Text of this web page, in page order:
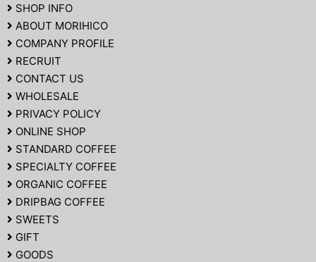
SHOP INFO
ABOUT MORIHICO
COMPANY PROFILE
RECRUIT
CONTACT US
WHOLESALE
PRIVACY POLICY
ONLINE SHOP
STANDARD COFFEE
SPECIALTY COFFEE
ORGANIC COFFEE
DRIPBAG COFFEE
SWEETS
GIFT
GOODS